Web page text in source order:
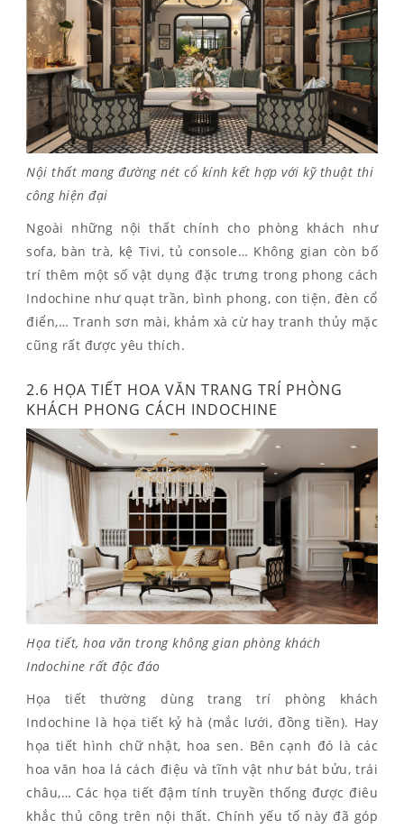
Nội thất mang đường nét cổ kính kết hợp với kỹ thuật thi
công hiện đại
Ngoài những nội thất chính cho phòng khách như
sofa, bàn trà, kệ Tivi, tủ console… Không gian còn bố
trí thêm một số vật dụng đặc trưng trong phong cách
Indochine như quạt trần, bình phong, con tiện, đèn cổ
điển,… Tranh sơn mài, khảm xà cừ hay tranh thủy mặc
cũng rất được yêu thích.
2.6 HỌA TIẾT HOA VĂN TRANG TRÍ PHÒNG
KHÁCH PHONG CÁCH INDOCHINE
Họa tiết, hoa văn trong không gian phòng khách
Indochine rất độc đáo
Họa tiết thường dùng trang trí phòng khách
Indochine là họa tiết kỷ hà (mắc lưới, đồng tiền). Hay
họa tiết hình chữ nhật, hoa sen. Bên cạnh đó là các
hoa văn hoa lá cách điệu và tĩnh vật như bát bửu, trái
châu,… Các họa tiết đậm tính truyền thống được điêu
khắc thủ công trên nội thất. Chính yếu tố này đã góp